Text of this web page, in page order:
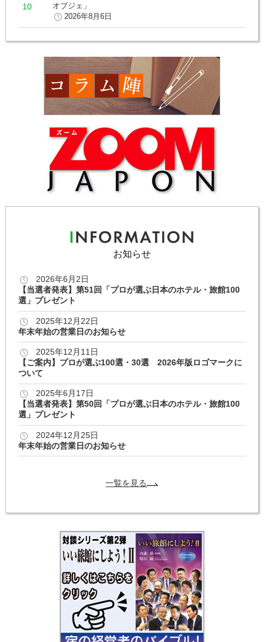
オブジェ」
2026年8月6日
お知らせ
2026年6月2日
【当選者発表】第51回「プロが選ぶ日本のホテル・旅館100
選」プレゼント
2025年12月22日
年末年始の営業日のお知らせ
2025年12月11日
【ご案内】プロが選ぶ100選・30選 2026年版ロゴマークに
ついて
2025年6月17日
【当選者発表】第50回「プロが選ぶ日本のホテル・旅館100
選」プレゼント
2024年12月25日
年末年始の営業日のお知らせ
一覧を見る